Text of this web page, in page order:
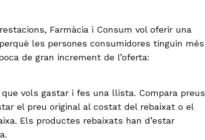
Farmàcia i Consum vol oferir una
les persones consumidores tinguin més
de gran increment de l’oferta:
vols gastar i fes una llista. Compara preus
el preu original al costat del rebaixat o el
Els productes rebaixats han d’estar